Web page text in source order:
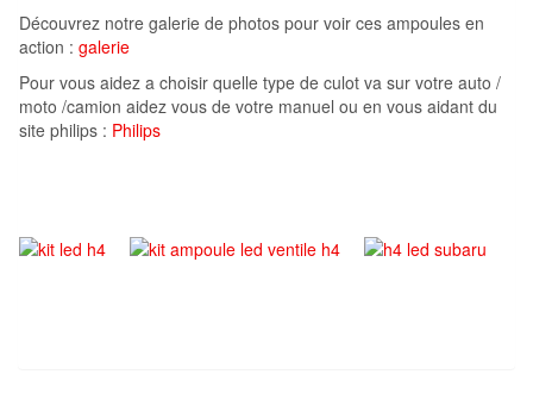
Découvrez notre galerie de photos pour voir ces ampoules en
action : galerie
Pour vous aidez a choisir quelle type de culot va sur votre auto /
moto /camion aidez vous de votre manuel ou en vous aidant du
site philips : Philips